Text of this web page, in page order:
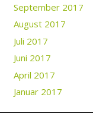
September 2017
August 2017
Juli 2017
Juni 2017
April 2017
Januar 2017